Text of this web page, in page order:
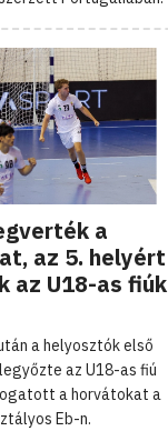
a
az 5. helyért
az U18-as fiúk
a helyosztók első
az U18-as fiú
a horvátokat a
Eb-n.